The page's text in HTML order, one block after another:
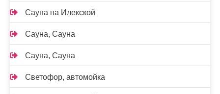
Сауна на Илекской
Сауна, Сауна
Сауна, Сауна
Светофор, автомойка